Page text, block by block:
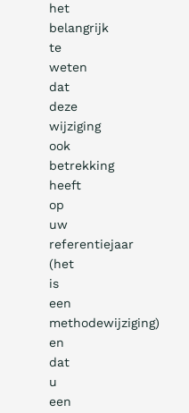
het
belangrijk
te
weten
dat
deze
wijziging
ook
betrekking
heeft
op
uw
referentiejaar
(het
is
een
methodewijziging)
en
dat
u
een